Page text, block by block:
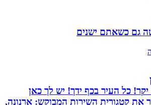
כשאתם ישנים
כל העיר בכף ידך! יש לך כאן
השירות המבוקש: ארנונה,